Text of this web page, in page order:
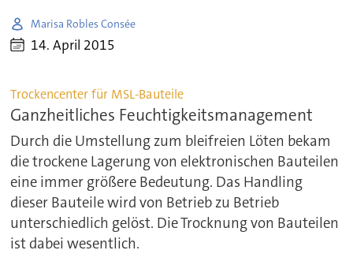
Marisa Robles Consée
14. April 2015
Trockencenter für MSL-Bauteile
Ganzheitliches Feuchtigkeitsmanagement
Durch die Umstellung zum bleifreien Löten bekam
die trockene Lagerung von elektronischen Bauteilen
eine immer größere Bedeutung. Das Handling
dieser Bauteile wird von Betrieb zu Betrieb
unterschiedlich gelöst. Die Trocknung von Bauteilen
ist dabei wesentlich.